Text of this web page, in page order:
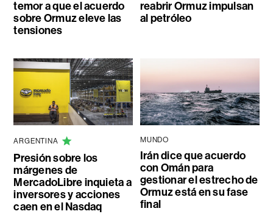
temor a que el acuerdo
sobre Ormuz eleve las
tensiones
reabrir Ormuz impulsan
al petróleo
ARGENTINA
Presión sobre los
márgenes de
MercadoLibre inquieta a
inversores y acciones
caen en el Nasdaq
MUNDO
Irán dice que acuerdo
con Omán para
gestionar el estrecho de
Ormuz está en su fase
final